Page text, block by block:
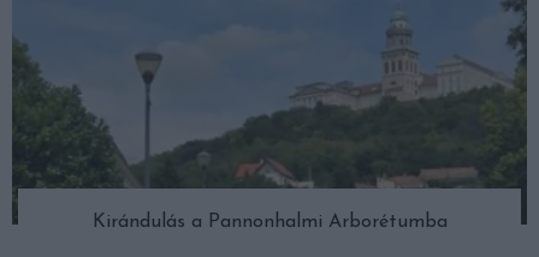
Kirándulás a Pannonhalmi Arborétumba